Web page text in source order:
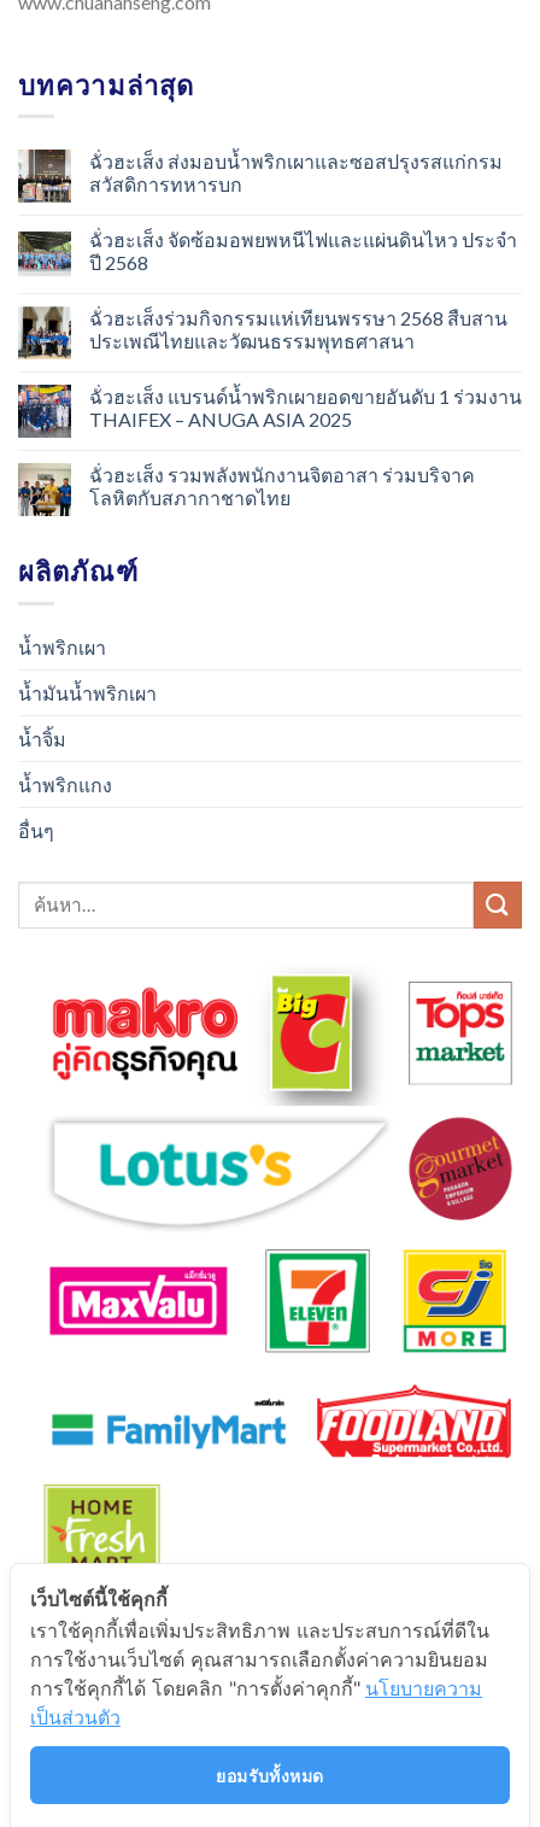
บทความล่าสุด
ฉั่วฮะเส็ง ส่งมอบน้ำพริกเผาและซอสปรุงรสแก่กรม
สวัสดิการทหารบก
ฉั่วฮะเส็ง จัดซ้อมอพยพหนีไฟและแผ่นดินไหว ประจำ
ปี 2568
ฉั่วฮะเส็งร่วมกิจกรรมแห่เทียนพรรษา 2568 สืบสาน
ประเพณีไทยและวัฒนธรรมพุทธศาสนา
ฉั่วฮะเส็ง แบรนด์น้ำพริกเผายอดขายอันดับ 1 ร่วมงาน
THAIFEX – ANUGA ASIA 2025
ฉั่วฮะเส็ง รวมพลังพนักงานจิตอาสา ร่วมบริจาค
โลหิตกับสภากาชาดไทย
ผลิตภัณฑ์
น้ำพริกเผา
น้ำมันน้ำพริกเผา
น้ำจิ้ม
น้ำพริกแกง
อื่นๆ
ค้นหา:
นโยบายการคุ้มครองข้อมูลส่วนบุคคล
นโยบายการคุ้มครองข้อมูลส่วนบุคคล
เว็บไซต์นี้ใช้คุกกี้
เราใช้คุกกี้เพื่อเพิ่มประสิทธิภาพ และประสบการณ์ที่ดีใน
การใช้งานเว็บไซต์ คุณสามารถเลือกตั้งค่าความยินยอม
การใช้คุกกี้ได้ โดยคลิก "การตั้งค่าคุกกี้" นโยบายความ
เป็นส่วนตัว
ยอมรับทั้งหมด